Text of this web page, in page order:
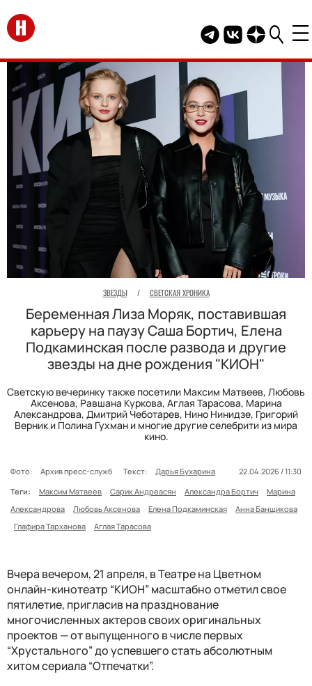
Перейти на главную
Telegram канал
Группа HELLO
Канал
ЗВЕЗДЫ / СВЕТСКАЯ ХРОНИКА
Беременная Лиза Моряк, поставившая
карьеру на паузу Саша Бортич, Елена
Подкаминская после развода и другие
звезды на дне рождения "КИОН"
Светскую вечеринку также посетили Максим Матвеев, Любовь
Аксенова, Равшана Куркова, Аглая Тарасова, Марина
Александрова, Дмитрий Чеботарев, Нино Нинидзе, Григорий
Верник и Полина Гухман и многие другие селебрити из мира
кино.
Фото: Архив пресс-служб Текст: Дарья Бухарина
22.04.2026 / 11:30
Теги:
Максим Матвеев Сарик Андреасян Александра Бортич
Марина
Александрова
Любовь Аксенова Елена Подкаминская
Анна Банщикова
Глафира Тарханова
Аглая Тарасова
Вчера вечером, 21 апреля, в Театре на Цветном
онлайн-кинотеатр “КИОН” масштабно отметил свое
пятилетие, пригласив на празднование
многочисленных актеров своих оригинальных
проектов — от выпущенного в числе первых
“Хрустального” до успевшего стать абсолютным
хитом сериала “Отпечатки”.